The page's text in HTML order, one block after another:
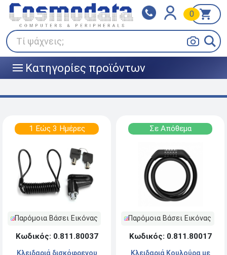
Τί ψάχνεις;
0
||| Κατηγορίες προϊόντων
Klarna
Πληρώστε σε 3
άτοκες δόσεις
BOX NOW
1 Εώς 3 Ημέρες
Παρόμοια Βάσει Εικόνας
Κωδικός: 0.811.80037
Κλειδαριά δισκόφρενου
Σε Απόθεμα
Παρόμοια Βάσει Εικόνας
Κωδικός: 0.811.80017
Κλειδαριά Κουλούρα με